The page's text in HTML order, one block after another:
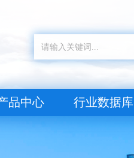
品中心 行业数据库